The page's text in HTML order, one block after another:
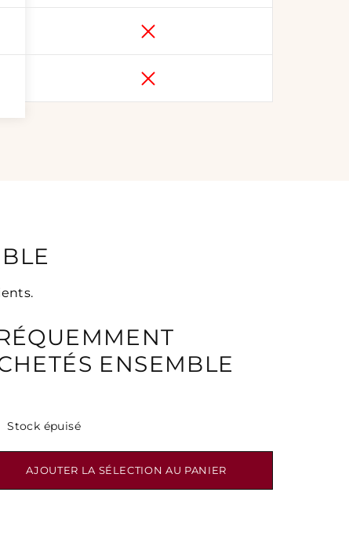
ENSEMBLE
Stock épuisé
AJOUTER LA SÉLECTION AU PANIER